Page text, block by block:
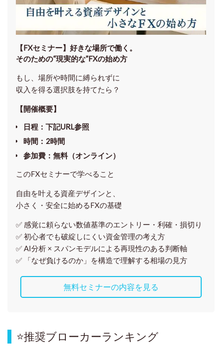
【FXセミナー】 好きな場所で働く。
そのための“現実的な”FXの始め方
もし、場所や時間に縛られずに
収入を得る選択肢を持てたら？
【開催概要】
日程：下記URL参照
時間： 2時間
参加費： 無料（オンライン）
このFXセミナーで学べること
自由を叶える資産デザインと、
小さく・安全に始めるFXの基礎
✅ 感覚に頼らない数値基準のエントリー・利確・損切り
✅ 初心者でも破綻しにくい資金管理の考え方
✅ AI分析 × スパンモデルによる再現性のある判断軸
✅ 「なぜ負けるのか」を構造で理解する相場の見方
無料セミナーの内容を見る
⭐推奨ブローカーランキング